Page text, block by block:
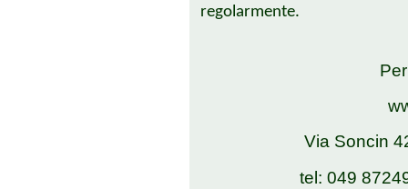
regolarmente.
Via Soncin
tel: 049